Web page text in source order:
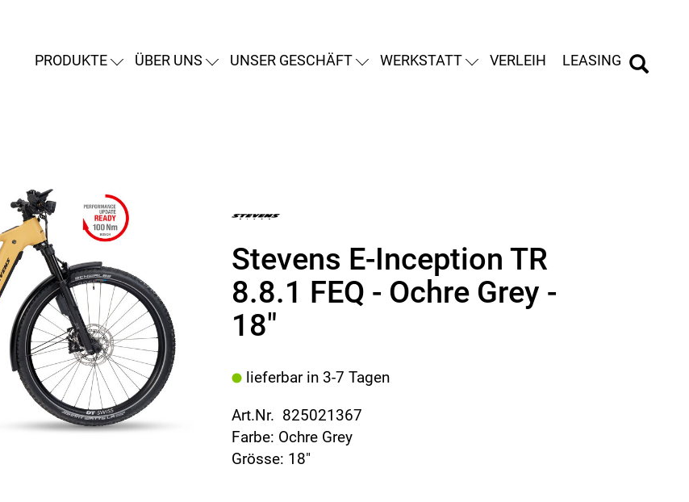
PRODUKTE ÜBER UNS UNSER GESCHÄFT WERKSTATT VERLEIH LEASING
Stevens E-Inception TR
8.8.1 FEQ - Ochre Grey -
18"
lieferbar in 3-7 Tagen
Art.Nr. 825021367
Farbe: Ochre Grey
Grösse: 18"